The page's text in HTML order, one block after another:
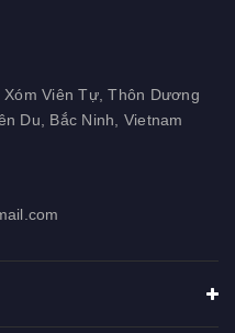
Viên Tự, Thôn Dương
Du, Bắc Ninh, Vietnam